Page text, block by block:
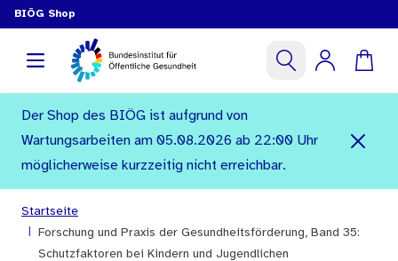
BIÖG Shop
Der Shop des BIÖG ist aufgrund von
Wartungsarbeiten am 05.08.2026 ab 22:00 Uhr
möglicherweise kurzzeitig nicht erreichbar.
Startseite
Forschung und Praxis der Gesundheitsförderung, Band 35:
Schutzfaktoren bei Kindern und Jugendlichen